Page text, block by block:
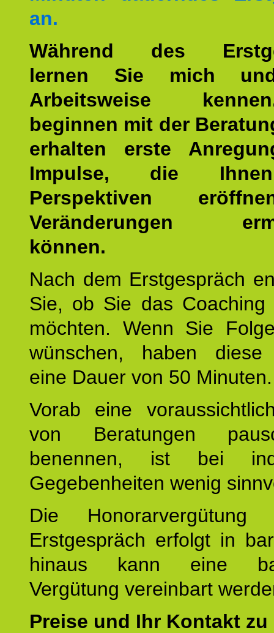
an.
Während des
lernen Sie mich
Arbeitsweise
beginnen mit der
erhalten erste
Impulse, die
Perspektiven
Veränderungen
können.
Nach dem Erstgespräch
Sie, ob Sie das Coaching
möchten. Wenn Sie
wünschen, haben diese
eine Dauer von 50 Minuten.
Vorab eine
von Beratungen
benennen, ist bei
Gegebenheiten wenig
Die
Erstgespräch erfolgt in
hinaus kann eine
Vergütung vereinbart
Preise und Ihr Kontakt